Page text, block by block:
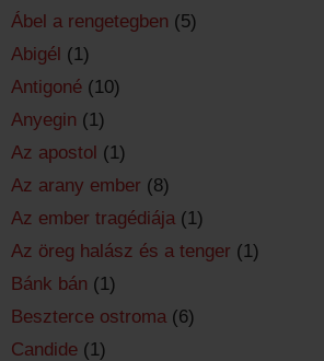
Ábel a rengetegben (5)
Abigél (1)
Antigoné (10)
Anyegin (1)
Az apostol (1)
Az arany ember (8)
Az ember tragédiája (1)
Az öreg halász és a tenger (1)
Bánk bán (1)
Beszterce ostroma (6)
Candide (1)